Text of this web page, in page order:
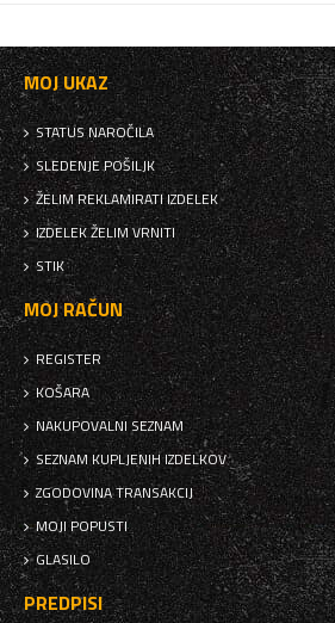
MOJ UKAZ
STATUS NAROČILA
SLEDENJE POŠILJK
ŽELIM REKLAMIRATI IZDELEK
IZDELEK ŽELIM VRNITI
STIK
MOJ RAČUN
REGISTER
KOŠARA
NAKUPOVALNI SEZNAM
SEZNAM KUPLJENIH IZDELKOV
ZGODOVINA TRANSAKCIJ
MOJI POPUSTI
GLASILO
PREDPISI